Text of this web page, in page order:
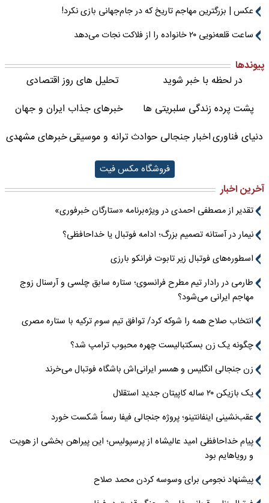
عکس | بزرگترین مهاجم تاریخ که در جام‌جهانی بازی نکرد!
ساعت قلعه‌نویی ۲۰ خانواده را از فلاکت نجات می‌دهد
پیوندها
در لحظه با خبر شوید
تحلیل های روز اقتصادی
پشت پرده زندگی سلبریتی ها
خبرهای جذاب ایران و جهان
دنیای فناوریاخبار جنجالی حوادثترانه و موسیقیخبرهای مشهدی
فروشگاه مکس فیت
آخرین اخبار
تقدیر از مصطفی احمدی در ویژه‌برنامه «ستارگان خبرفوری»
نیمار در آستانه تصمیم بزرگ؛ ادامه فوتبال یا خداحافظی؟
اسطوره‌های فوتبال زیر تابوت فرانکو بارزی
طارمی در رادار تیم مطرح فرانسوی؛ ستاره سابق چلسی و آرسنال زوج
مهاجم ایرانی می‌شود؟
انتخاب صلاح همه را شوکه کرد/ توافق تیم سوم ترکیه با ستاره مصری
چگونه یک زن بسکتبالیست چهره محبوب ترامپ شد؟
زن جنجالی انگلیس و همسر ایرانی‌اش باشگاه فوتبال می‌خرند
یک بازیکن ۲۰ ساله کاپیتان جدید استقلال
عقب‌نشینی اینفانتینو؛ پروژه جنجالی فیفا رسماً شکست خورد
پیام خداحافظی امید عالیشاه از پرسپولیس؛ این پیراهن بخشی از هویت
و رویاهایم بود
پیشنهاد نجومی برای وسوسه کردن محمد صلاح